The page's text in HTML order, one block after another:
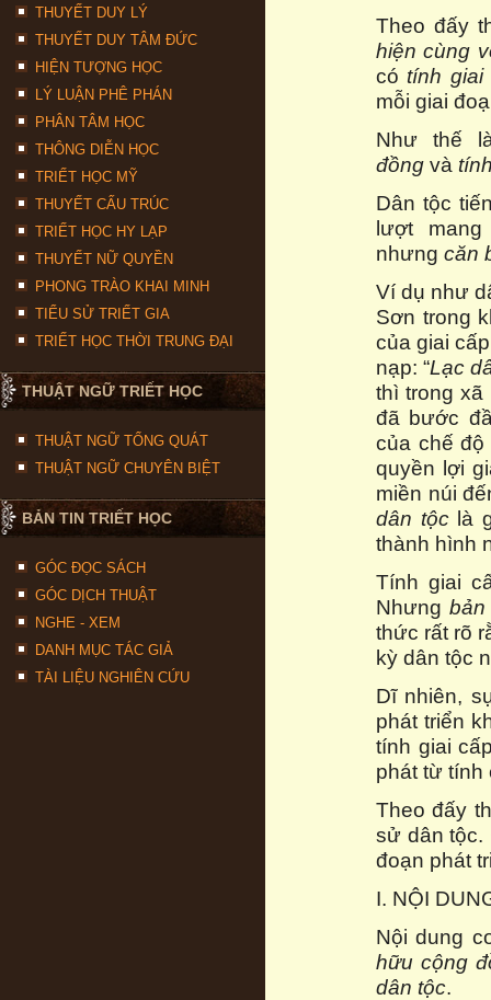
THUYẾT DUY LÝ
THUYẾT DUY TÂM ĐỨC
HIỆN TƯỢNG HỌC
LÝ LUẬN PHÊ PHÁN
PHÂN TÂM HỌC
THÔNG DIỄN HỌC
TRIẾT HỌC MỸ
THUYẾT CẤU TRÚC
TRIẾT HỌC HY LẠP
THUYẾT NỮ QUYỀN
PHONG TRÀO KHAI MINH
TIỂU SỬ TRIẾT GIA
TRIẾT HỌC THỜI TRUNG ĐẠI
THUẬT NGỮ TRIẾT HỌC
THUẬT NGỮ TỔNG QUÁT
THUẬT NGỮ CHUYÊN BIỆT
BẢN TIN TRIẾT HỌC
GÓC ĐỌC SÁCH
GÓC DỊCH THUẬT
NGHE - XEM
DANH MỤC TÁC GIẢ
TÀI LIỆU NGHIÊN CỨU
Theo đấy
hiện cùng
có tính giai
mỗi giai
Như thế
đồng và
Dân tộc
lượt
nhưng căn
Ví dụ như
Sơn trong
của giai
nạp: “Lạc
thì trong
đã bước
của chế
quyền lợi
miền núi
dân tộclà
thành hình
Tính giai
Nhưng bản
thức rất rõ
kỳ dân tộc
Dĩ nhiên,
phát triển
tính giai
phát từ tính
Theo đấy
sử dân tộc.
đoạn phát
I. NỘI
Nội dung
hữu cộng
dân tộc.